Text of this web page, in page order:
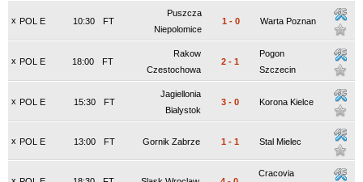
x POL E FT
10:30
Puszcza
Niepolomice
1 - 0 Warta Poznan
x POL E FT
18:00
Rakow
Czestochowa
2 - 1
Pogon
Szczecin
x POL E FT
15:30
Jagiellonia
Bialystok
3 - 0 Korona Kielce
x POL E FT
13:00 Gornik Zabrze 1 - 1 Stal Mielec
Cracovia